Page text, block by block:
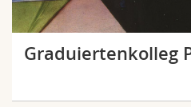
Graduiertenkolleg